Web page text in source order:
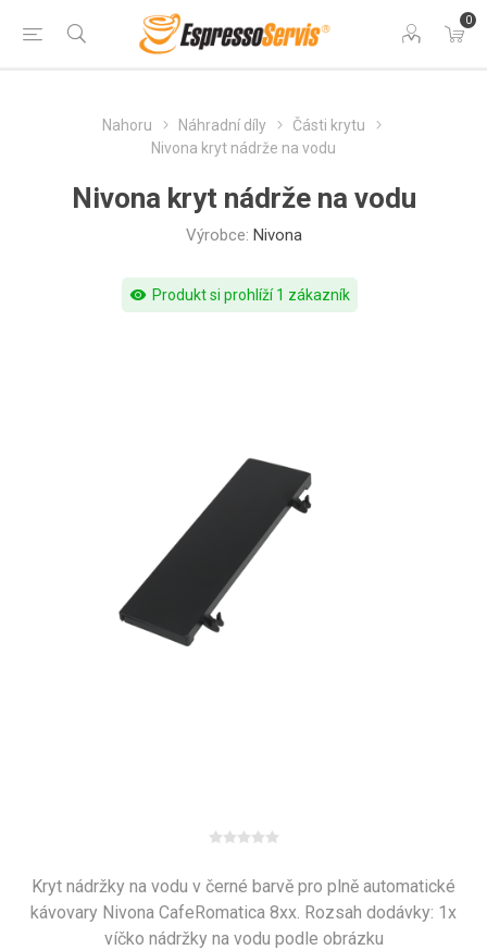
0
Nahoru Náhradní díly
Části krytu
Nivona kryt nádrže na vodu
Nivona kryt nádrže na vodu
Výrobce: Nivona
visibility Produkt si prohlíží 1 zákazník
Kryt nádržky na vodu v černé barvě pro plně automatické
kávovary Nivona CafeRomatica 8xx. Rozsah dodávky: 1x
víčko nádržky na vodu podle obrázku